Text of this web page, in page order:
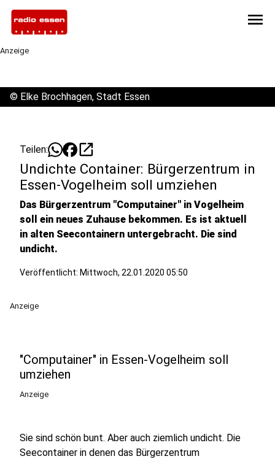
menu
Anzeige
© Elke Brochhagen, Stadt Essen
Teilen: open_in_new
Undichte Container: Bürgerzentrum in
Essen-Vogelheim soll umziehen
Das Bürgerzentrum "Computainer" in Vogelheim
soll ein neues Zuhause bekommen. Es ist aktuell
in alten Seecontainern untergebracht. Die sind
undicht.
Veröffentlicht: Mittwoch, 22.01.2020 05:50
Anzeige
"Computainer" in Essen-Vogelheim soll
umziehen
Anzeige
Sie sind schön bunt. Aber auch ziemlich undicht. Die
Seecontainer in denen das Bürgerzentrum